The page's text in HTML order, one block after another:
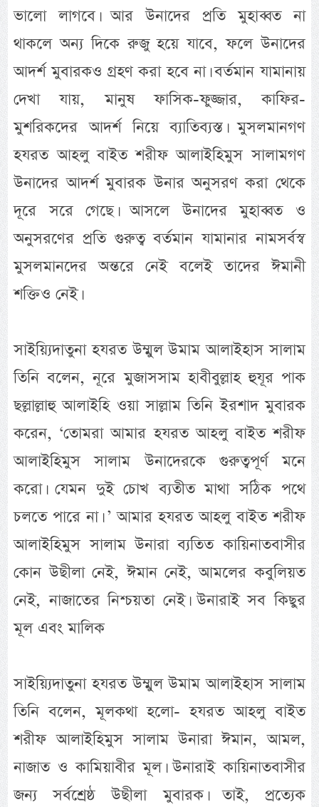
ভালো লাগবে। আর উনাদের প্রতি মুহাব্বত না
থাকলে অন্য দিকে রুজু হয়ে যাবে, ফলে উনাদের
আদর্শ মুবারকও গ্রহণ করা হবে না। বর্তমান যামানায়
দেখা যায়, মানুষ ফাসিক-ফুজ্জার, কাফির-
মুশরিকদের আদর্শ নিয়ে ব্যাতিব্যস্ত। মুসলমানগণ
হযরত আহলু বাইত শরীফ আলাইহিমুস সালামগণ
উনাদের আদর্শ মুবারক উনার অনুসরণ করা থেকে
দূরে সরে গেছে। আসলে উনাদের মুহাব্বত ও
অনুসরণের প্রতি গুরুত্ব বর্তমান যামানার নামসর্বস্ব
মুসলমানদের অন্তরে নেই বলেই তাদের ঈমানী
শক্তিও নেই।
সাইয়্যিদাতুনা হযরত উম্মুল উমাম আলাইহাস সালাম
তিনি বলেন, নূরে মুজাসসাম হাবীবুল্লাহ হুযূর পাক
ছল্লাল্লাহু আলাইহি ওয়া সাল্লাম তিনি ইরশাদ মুবারক
করেন, ‘তোমরা আমার হযরত আহলু বাইত শরীফ
আলাইহিমুস সালাম উনাদেরকে গুরুত্বপূর্ণ মনে
করো। যেমন দুই চোখ ব্যতীত মাথা সঠিক পথে
চলতে পারে না। ’ আমার হযরত আহলু বাইত শরীফ
আলাইহিমুস সালাম উনারা ব্যতিত কায়িনাতবাসীর
কোন উছীলা নেই, ঈমান নেই, আমলের কবুলিয়ত
নেই, নাজাতের নিশ্চয়তা নেই। উনারাই সব কিছুর
মূল এবং মালিক
সাইয়্যিদাতুনা হযরত উম্মুল উমাম আলাইহাস সালাম
তিনি বলেন, মূলকথা হলো- হযরত আহলু বাইত
শরীফ আলাইহিমুস সালাম উনারা ঈমান, আমল,
নাজাত ও কামিয়াবীর মূল। উনারাই কায়িনাতবাসীর
জন্য সর্বশ্রেষ্ঠ উছীলা মুবারক। তাই, প্রত্যেক